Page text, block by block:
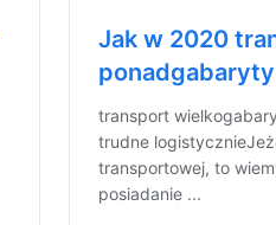
Jak w 2020
transport
trudne
transportowej, to
posiadanie ...